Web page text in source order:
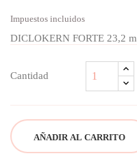
Impuestos incluidos
DICLOKERN FORTE 23,2
Cantidad
AÑADIR AL CARRITO